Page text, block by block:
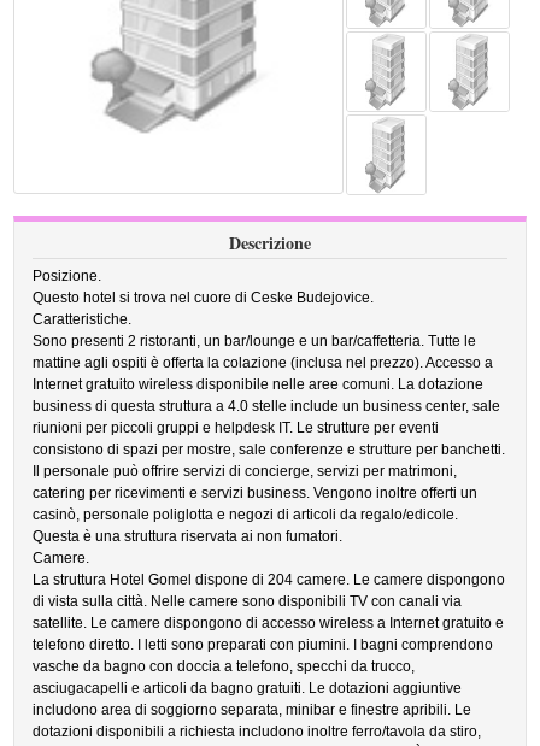
Descrizione
Posizione.
Questo hotel si trova nel cuore di Ceske Budejovice.
Caratteristiche.
Sono presenti 2 ristoranti, un bar/lounge e un bar/caffetteria. Tutte le
mattine agli ospiti è offerta la colazione (inclusa nel prezzo). Accesso a
Internet gratuito wireless disponibile nelle aree comuni. La dotazione
business di questa struttura a 4.0 stelle include un business center, sale
riunioni per piccoli gruppi e helpdesk IT. Le strutture per eventi
consistono di spazi per mostre, sale conferenze e strutture per banchetti.
Il personale può offrire servizi di concierge, servizi per matrimoni,
catering per ricevimenti e servizi business. Vengono inoltre offerti un
casinò, personale poliglotta e negozi di articoli da regalo/edicole.
Questa è una struttura riservata ai non fumatori.
Camere.
La struttura Hotel Gomel dispone di 204 camere. Le camere dispongono
di vista sulla città. Nelle camere sono disponibili TV con canali via
satellite. Le camere dispongono di accesso wireless a Internet gratuito e
telefono diretto. I letti sono preparati con piumini. I bagni comprendono
vasche da bagno con doccia a telefono, specchi da trucco,
asciugacapelli e articoli da bagno gratuiti. Le dotazioni aggiuntive
includono area di soggiorno separata, minibar e finestre apribili. Le
dotazioni disponibili a richiesta includono inoltre ferro/tavola da stiro,